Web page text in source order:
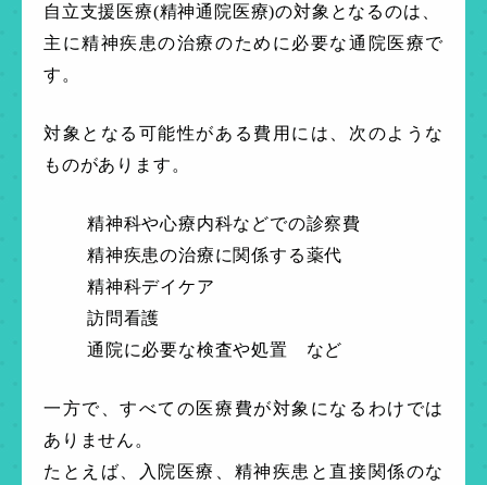
自立支援医療(精神通院医療)の対象となるのは、
主に精神疾患の治療のために必要な通院医療で
す。
対象となる可能性がある費用には、次のような
ものがあります。
精神科や心療内科などでの診察費
精神疾患の治療に関係する薬代
精神科デイケア
訪問看護
通院に必要な検査や処置 など
一方で、すべての医療費が対象になるわけでは
ありません。
たとえば、入院医療、精神疾患と直接関係のな